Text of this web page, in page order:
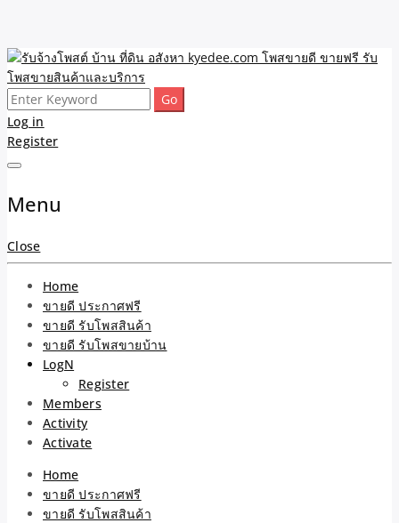
Skip
to
content
รับจ้างโพสต์ บ้าน ที่ดิน
อสังหา kyedee.com โพส
ขายดี ขายฟรี รับโพสขาย
สินค้าและบริการ
ขายดี โพสประกาศขายสินค้าฟรี บ้าน ที่ดิน อสังหา รับโพสต์ประกาศขาย
ของ รับรองผล ดีที่สุดถูกที่สุด ติดหน้าแรกกูเกืล
Search
for:
Log in
Register
Menu
Close
Home
ขายดี ประกาศฟรี
ขายดี รับโพสสินค้า
ขายดี รับโพสขายบ้าน
LogN
Register
Members
Activity
Activate
Home
ขายดี ประกาศฟรี
ขายดี รับโพสสินค้า